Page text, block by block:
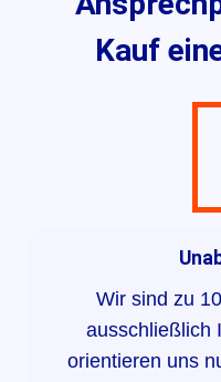
Kauf
Wir sind zu
ausschließlich
orientieren uns